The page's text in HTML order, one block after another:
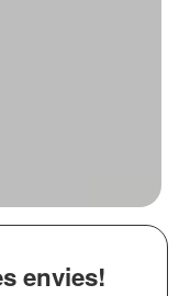
envies!